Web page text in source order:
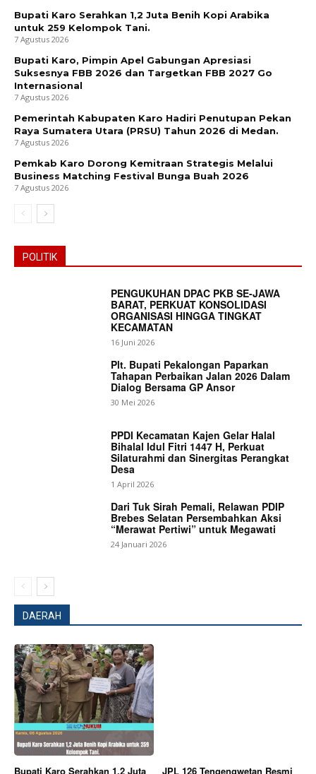
Magazine PRO
Bupati Karo Serahkan 1,2 Juta Benih Kopi Arabika
untuk 259 Kelompok Tani.
7 Agustus 2026
Bupati Karo, Pimpin Apel Gabungan Apresiasi
Suksesnya FBB 2026 dan Targetkan FBB 2027 Go
Internasional
7 Agustus 2026
Pemerintah Kabupaten Karo Hadiri Penutupan Pekan
Raya Sumatera Utara (PRSU) Tahun 2026 di Medan.
7 Agustus 2026
Pemkab Karo Dorong Kemitraan Strategis Melalui
Business Matching Festival Bunga Buah 2026
7 Agustus 2026
POLITIK
PENGUKUHAN DPAC PKB SE-JAWA
BARAT, PERKUAT KONSOLIDASI
ORGANISASI HINGGA TINGKAT
KECAMATAN
16 Juni 2026
Plt. Bupati Pekalongan Paparkan
Tahapan Perbaikan Jalan 2026 Dalam
Dialog Bersama GP Ansor
30 Mei 2026
PPDI Kecamatan Kajen Gelar Halal
Bihalal Idul Fitri 1447 H, Perkuat
Silaturahmi dan Sinergitas Perangkat
Desa
1 April 2026
Dari Tuk Sirah Pemali, Relawan PDIP
Brebes Selatan Persembahkan Aksi
“Merawat Pertiwi” untuk Megawati
24 Januari 2026
DAERAH
Bupati Karo Serahkan 1,2 Juta JPL 126 Tengengwetan Resmi